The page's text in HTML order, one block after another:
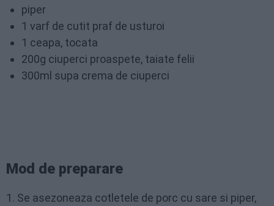
piper
1 varf de cutit praf de usturoi
1 ceapa, tocata
200g ciuperci proaspete, taiate felii
300ml supa crema de ciuperci
Mod de preparare
1. Se asezoneaza cotletele de porc cu sare si piper,